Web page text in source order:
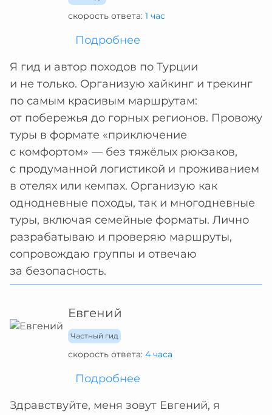
скорость ответа: 1 час
Подробнее
Я гид и автор походов по Турции
и не только. Организую хайкинг и трекинг
по самым красивым маршрутам:
от побережья до горных регионов. Провожу
туры в формате «приключение
с комфортом» — без тяжёлых рюкзаков,
с продуманной логистикой и проживанием
в отелях или кемпах. Организую как
однодневные походы, так и многодневные
туры, включая семейные форматы. Лично
разрабатываю и проверяю маршруты,
сопровождаю группы и отвечаю
за безопасность.
Евгений
Частный гид
скорость ответа: 4 часа
Подробнее
Здравствуйте, меня зовут Евгений, я